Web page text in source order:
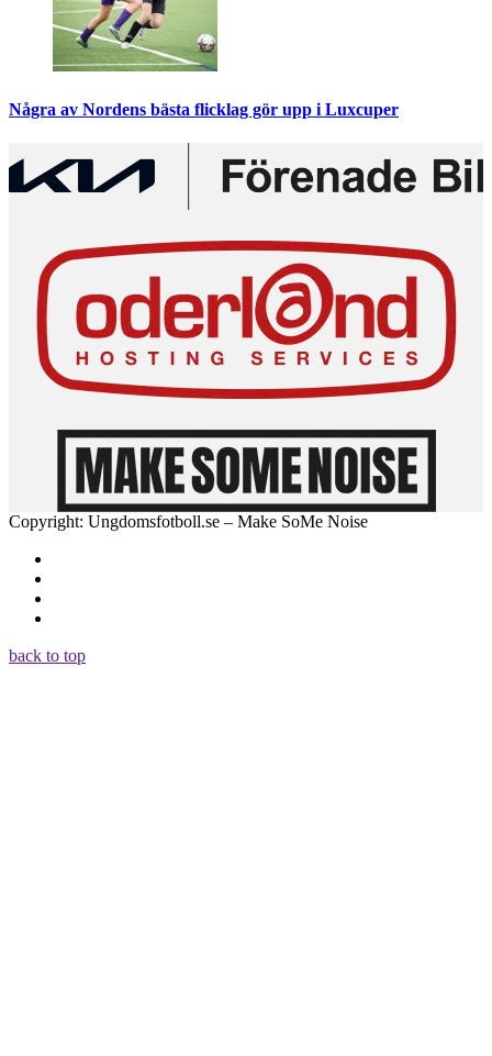
Några av Nordens bästa flicklag gör upp i Luxcuper
Copyright: Ungdomsfotboll.se – Make SoMe Noise
back to top